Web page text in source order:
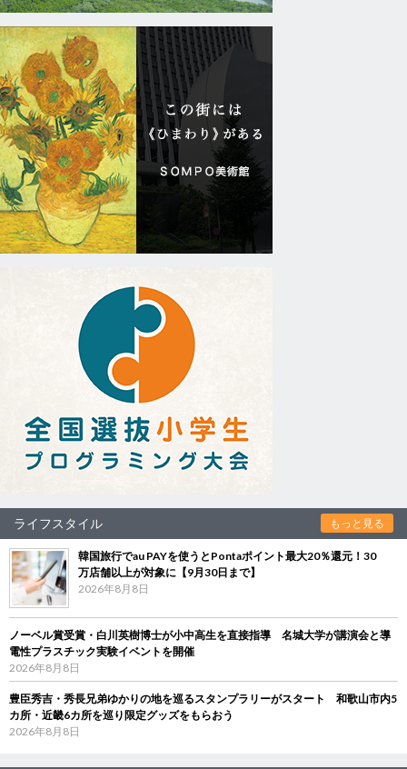
ライフスタイル もっと見る
韓国旅行でau PAYを使うとPontaポイント最大20％還元！30
万店舗以上が対象に【9月30日まで】
2026年8月8日
ノーベル賞受賞・白川英樹博士が小中高生を直接指導 名城大学が講演会と導
電性プラスチック実験イベントを開催
2026年8月8日
豊臣秀吉・秀長兄弟ゆかりの地を巡るスタンプラリーがスタート 和歌山市内5
カ所・近畿6カ所を巡り限定グッズをもらおう
2026年8月8日